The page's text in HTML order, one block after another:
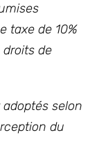
taxe de 10%
droits de
selon
du